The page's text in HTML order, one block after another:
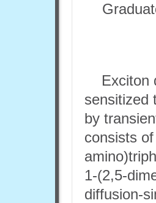
Exciton
sensitized
by
consists of
1-(2,5-
diffusion-